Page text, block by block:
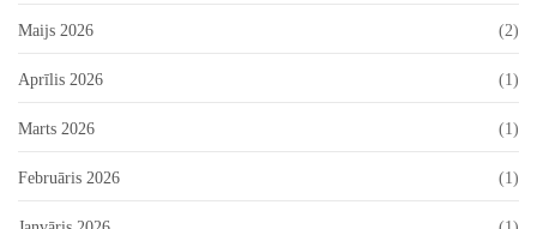
Maijs 2026 (2)
Aprīlis 2026 (1)
Marts 2026 (1)
Februāris 2026 (1)